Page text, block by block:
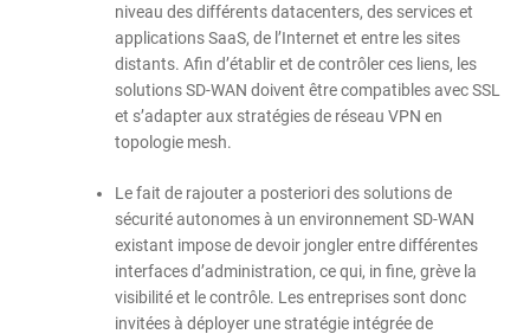
niveau des différents datacenters, des services et
applications SaaS, de l’Internet et entre les sites
distants. Afin d’établir et de contrôler ces liens, les
solutions SD-WAN doivent être compatibles avec SSL
et s’adapter aux stratégies de réseau VPN en
topologie mesh.
Le fait de rajouter a posteriori des solutions de
sécurité autonomes à un environnement SD-WAN
existant impose de devoir jongler entre différentes
interfaces d’administration, ce qui, in fine, grève la
visibilité et le contrôle. Les entreprises sont donc
invitées à déployer une stratégie intégrée de